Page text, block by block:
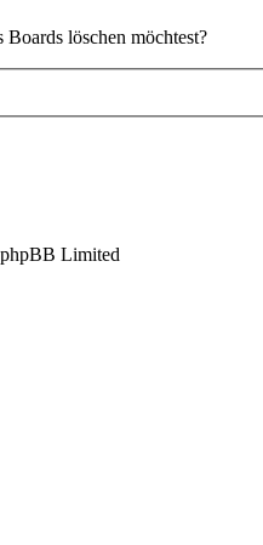
löschen möchtest?
Limited